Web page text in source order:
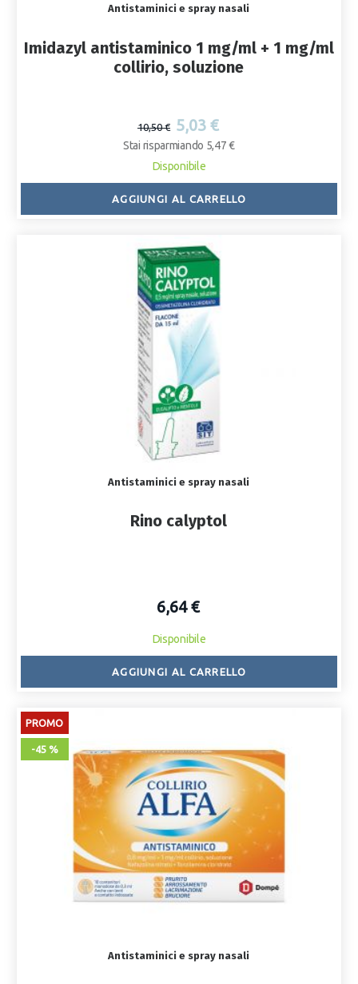
Antistaminici e spray nasali
Imidazyl antistaminico 1 mg/ml + 1 mg/ml
collirio, soluzione
10,50 € 5,03 €
Stai risparmiando 5,47 €
Disponibile
AGGIUNGI AL CARRELLO
Antistaminici e spray nasali
Rino calyptol
6,64 €
Disponibile
AGGIUNGI AL CARRELLO
PROMO
-45 %
Antistaminici e spray nasali